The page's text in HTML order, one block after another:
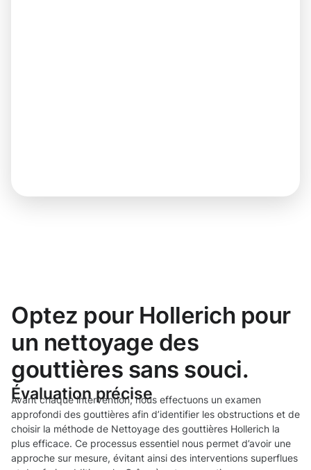
Optez pour Hollerich pour
un nettoyage des
gouttières sans souci.
Évaluation précise
Avant chaque intervention, nous effectuons un examen
approfondi des gouttières afin d’identifier les obstructions et de
choisir la méthode de Nettoyage des gouttières Hollerich la
plus efficace. Ce processus essentiel nous permet d’avoir une
approche sur mesure, évitant ainsi des interventions superflues